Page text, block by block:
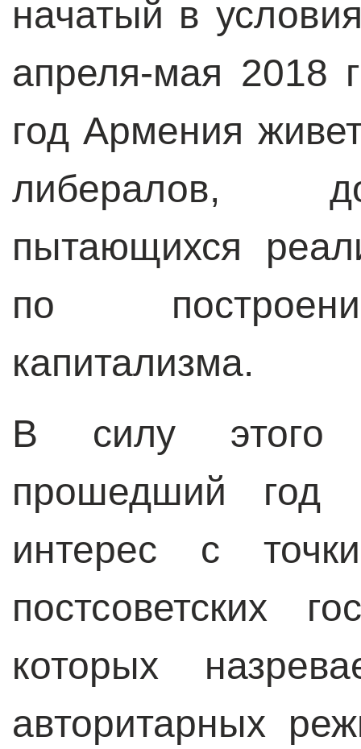
начатый в
апреля-мая 2018
год Армения
либералов,
пытающихся
по
капитализма.
В силу этого
прошедший год
интерес с
постсоветских
которых
авторитарных